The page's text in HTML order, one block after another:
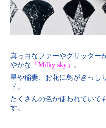
真っ白なファーやグリッター
やかな 「Milky sky」 。
星や稲妻、お花に鳥がぎっし
ド。
たくさんの色が使われていて
す。